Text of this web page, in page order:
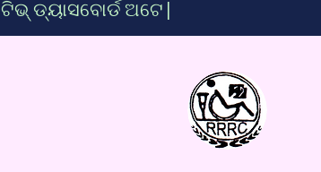
ଡ୍ୟାସବୋର୍ଡ ଅଟେ |